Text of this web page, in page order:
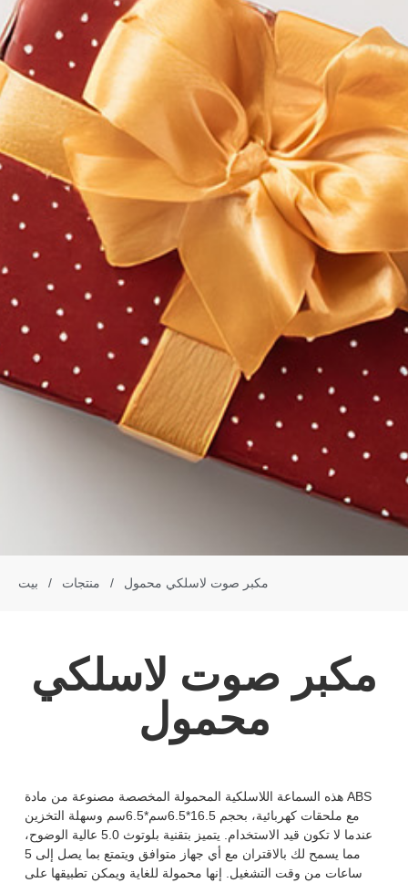
بيت / منتجات / مكبر صوت لاسلكي محمول
مكبر صوت لاسلكي
محمول
هذه السماعة اللاسلكية المحمولة المخصصة مصنوعة من مادة ABS
مع ملحقات كهربائية، بحجم 16.5*6.5سم*6.5سم وسهلة التخزين
عندما لا تكون قيد الاستخدام. يتميز بتقنية بلوتوث 5.0 عالية الوضوح،
مما يسمح لك بالاقتران مع أي جهاز متوافق ويتمتع بما يصل إلى 5
ساعات من وقت التشغيل. إنها محمولة للغاية ويمكن تطبيقها على